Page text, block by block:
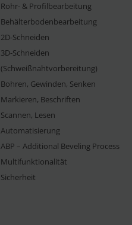
Rohr- & Profilbearbeitung
Behälterbodenbearbeitung
2D-Schneiden
3D-Schneiden
(Schweißnahtvorbereitung)
Bohren, Gewinden, Senken
Markieren, Beschriften
Scannen, Lesen
Automatisierung
ABP – Additional Beveling Process
Multifunktionalität
Sicherheit